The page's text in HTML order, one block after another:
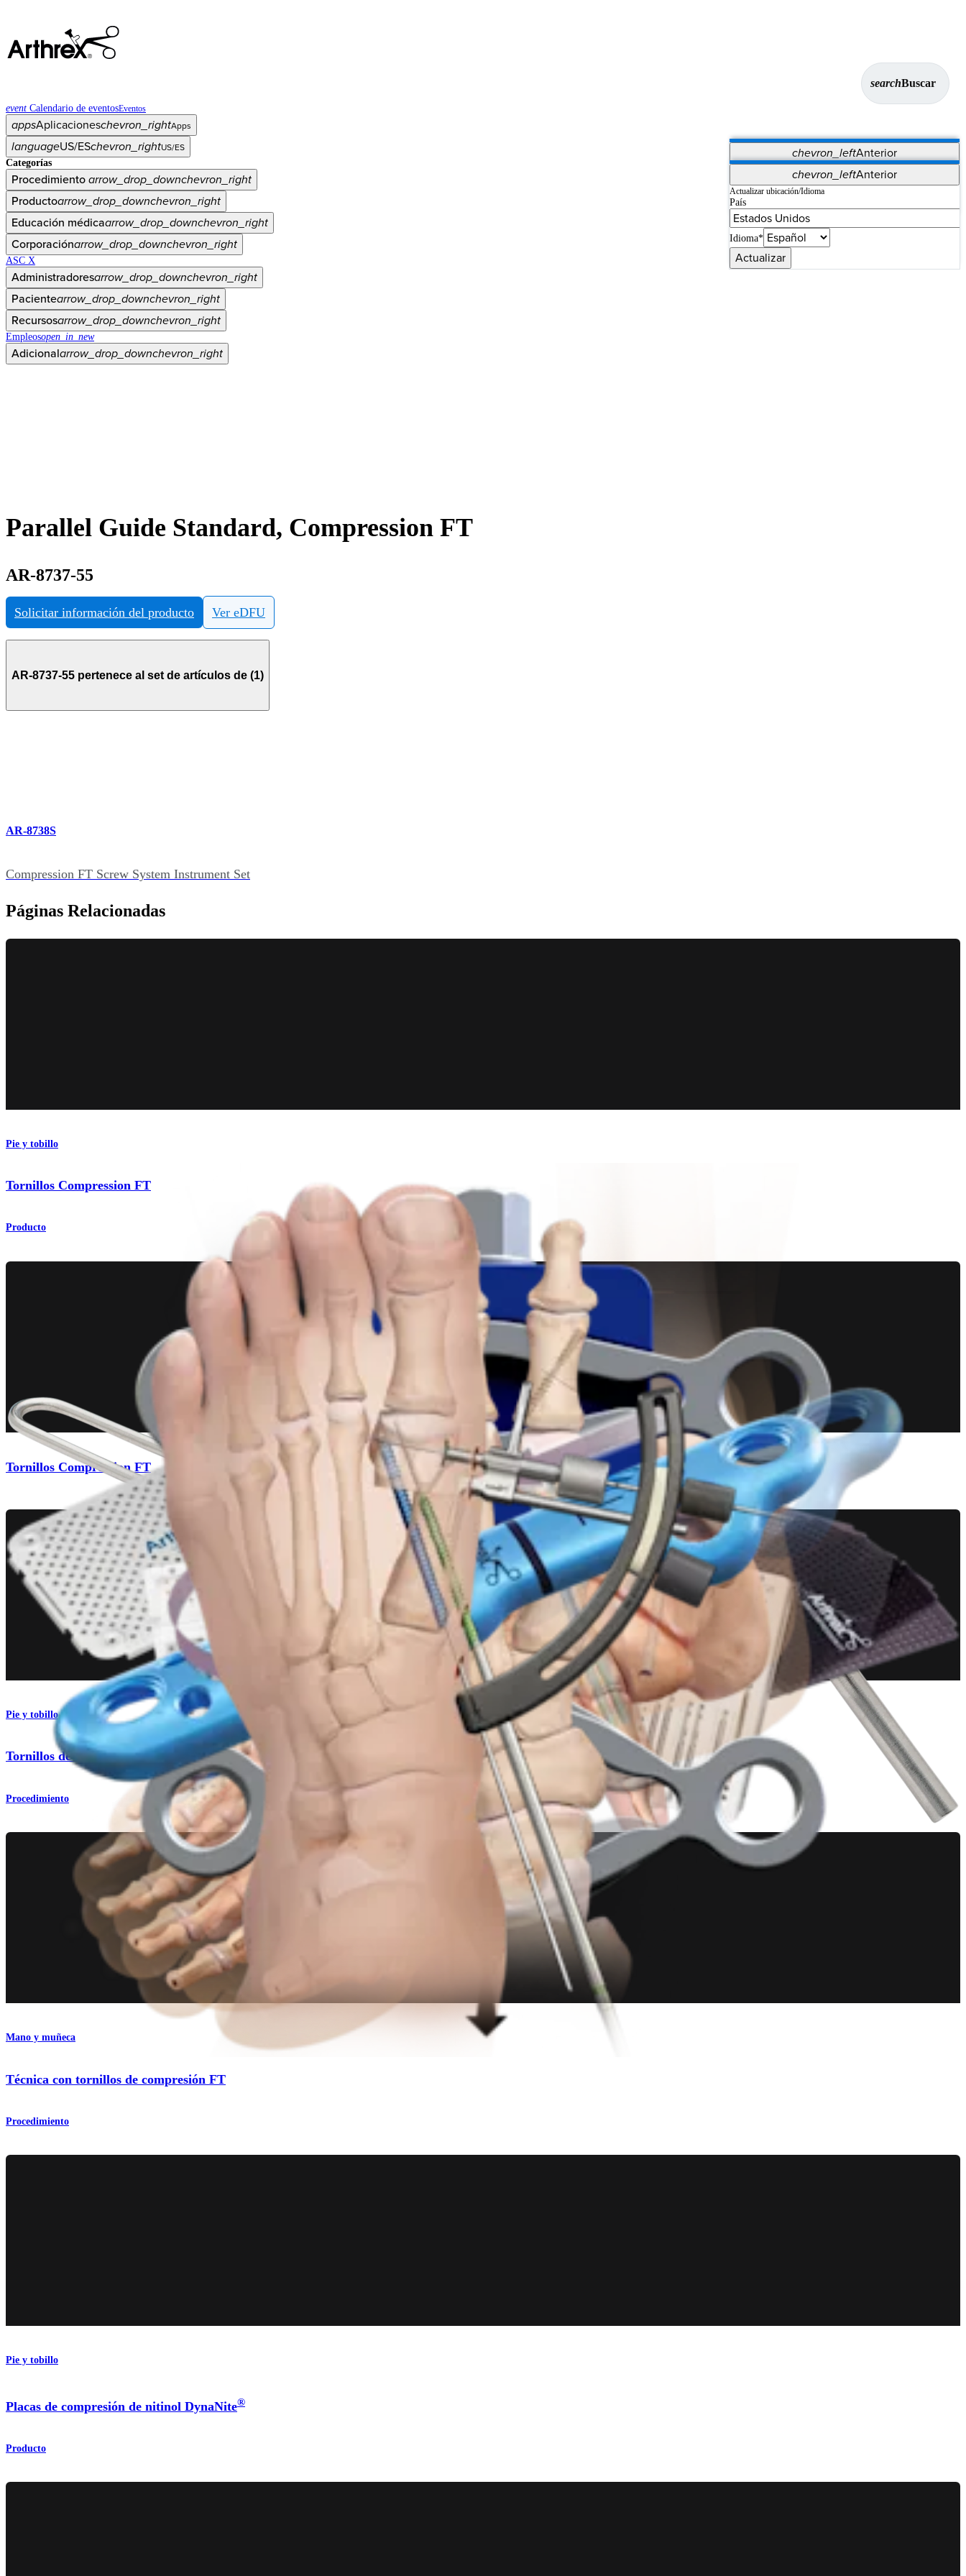
searchBuscar
event Calendario de eventosEventos
appsAplicacioneschevron_rightApps
chevron_leftAnterior
Vet Systems OrthoPedia Patient
Supplier Portal
Synergy Imaging & Resection
languageUS/ESchevron_rightUS/ES
chevron_leftAnterior
Actualizar ubicación/Idioma
País
Idioma*
Actualizar
Categorías
Procedimientoarrow_drop_downchevron_right
Productoarrow_drop_downchevron_right
Educación médicaarrow_drop_downchevron_right
Corporaciónarrow_drop_downchevron_right
ASC X
Administradoresarrow_drop_downchevron_right
Pacientearrow_drop_downchevron_right
Recursosarrow_drop_downchevron_right
Empleosopen_in_new
Adicionalarrow_drop_downchevron_right
Parallel Guide Standard, Compression FT
AR-8737-55
Solicitar información del producto Ver eDFU
AR-8737-55 pertenece al set de artículos de (1)
AR-8738S
Compression FT Screw System Instrument Set
Páginas Relacionadas
Pie y tobillo
Tornillos Compression FT
Producto
Tornillos Compression FT
Pie y tobillo
Tornillos de compresión FT
Procedimiento
Mano y muñeca
Técnica con tornillos de compresión FT
Procedimiento
Pie y tobillo
Placas de compresión de nitinol DynaNite®
Producto